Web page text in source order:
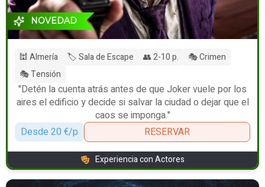
NOVEDAD
🕍 Almería 🏷️ Sala de Escape 👥 2-10 p.
🎭 Crimen
🎭 Tensión
"Detén la cuenta atrás antes de que Joker vuele por los
aires el edificio y decide si salvar la ciudad o dejar que el
caos se imponga."
Desde 20 €/p
RESERVAR
Experiencia con Actores